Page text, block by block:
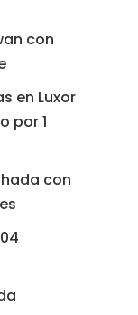
con
en Luxor
por 1
con